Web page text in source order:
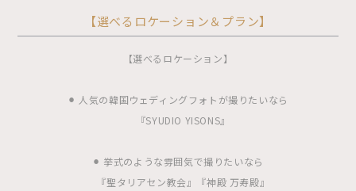
【選べるロケーション＆プラン】
【選べるロケーション】
⚫︎ 人気の韓国ウェディングフォトが撮りたいなら
『SYUDIO YISONS』
⚫︎ 挙式のような雰囲気で撮りたいなら
『聖タリアセン教会』『神殿 万寿殿』